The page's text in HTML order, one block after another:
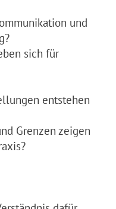
und
sich für
entstehen
Grenzen zeigen